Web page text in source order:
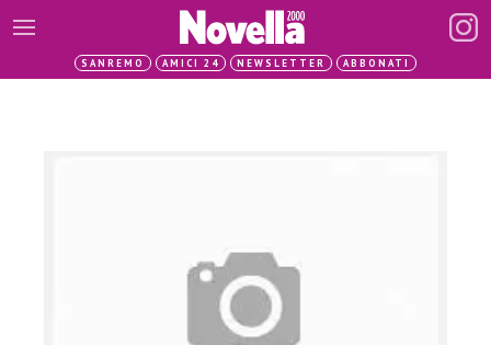
SANREMO AMICI 24 NEWSLETTER ABBONATI